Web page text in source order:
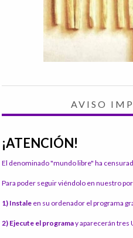
AVISO
¡ATENCIÓN!
El denominado "mundo libre" ha
Para poder seguir viéndolo en nuestro
1) Instale en su ordenador el programa
2) Ejecute el programay aparecerán tres